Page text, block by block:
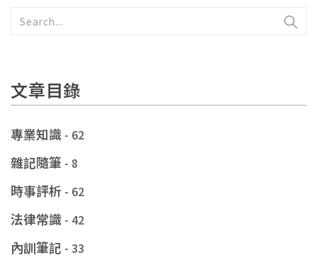
文章目錄
專業知識 - 62
雜記隨筆 - 8
時事評析 - 62
法律常識 - 42
內訓筆記 - 33